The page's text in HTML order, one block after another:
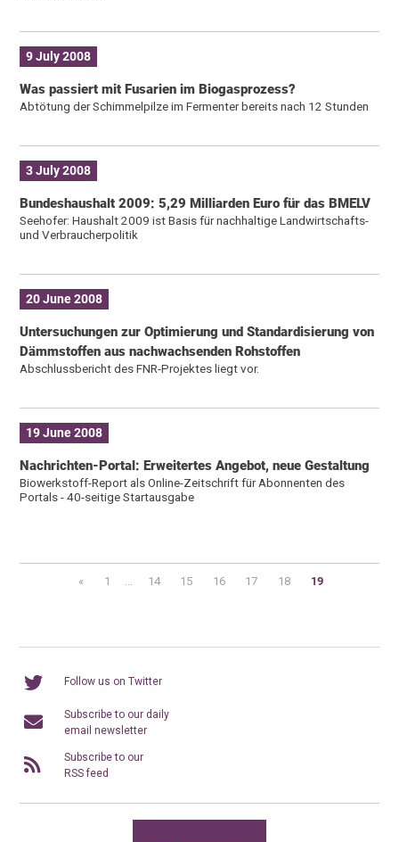
9 July 2008
Was passiert mit Fusarien im Biogasprozess?
Abtötung der Schimmelpilze im Fermenter bereits nach 12 Stunden
3 July 2008
Bundeshaushalt 2009: 5,29 Milliarden Euro für das BMELV
Seehofer: Haushalt 2009 ist Basis für nachhaltige Landwirtschafts-
und Verbraucherpolitik
20 June 2008
Untersuchungen zur Optimierung und Standardisierung von
Dämmstoffen aus nachwachsenden Rohstoffen
Abschlussbericht des FNR-Projektes liegt vor.
19 June 2008
Nachrichten-Portal: Erweitertes Angebot, neue Gestaltung
Biowerkstoff-Report als Online-Zeitschrift für Abonnenten des
Portals - 40-seitige Startausgabe
« 1 14 15 16 17 18 19
Follow us on Twitter
Subscribe to our daily
email newsletter
Subscribe to our
RSS feed